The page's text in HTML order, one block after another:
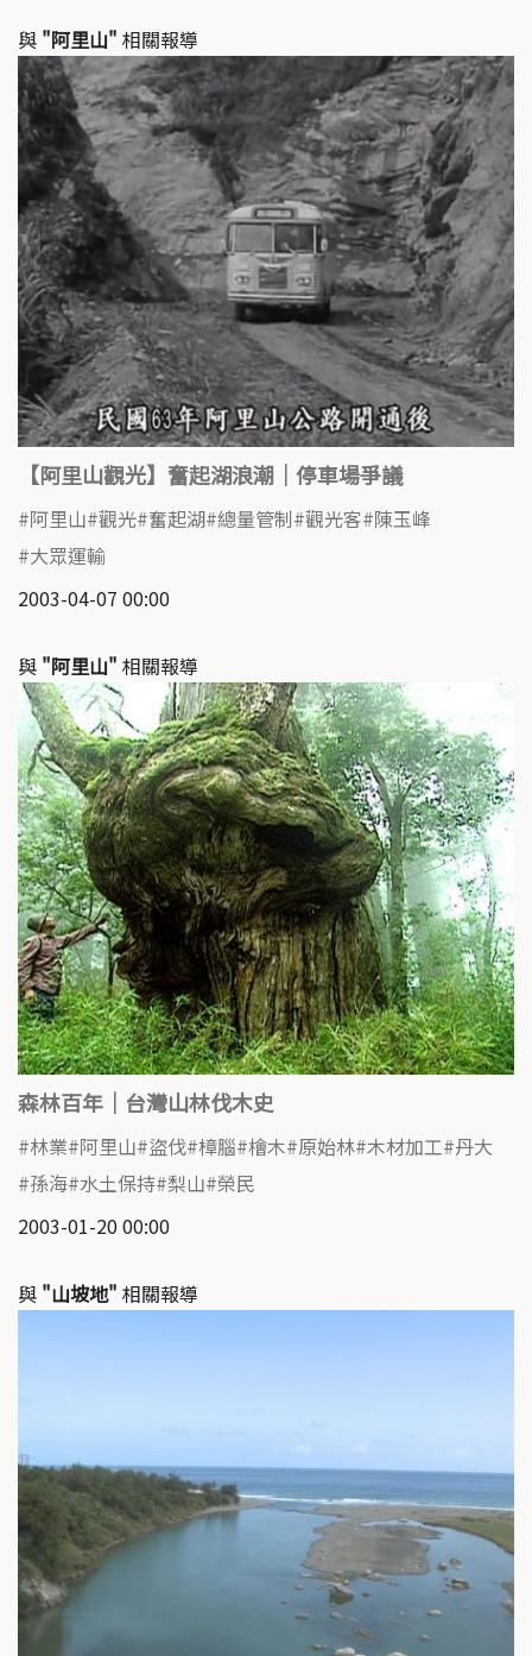
與 "阿里山" 相關報導
【阿里山觀光】奮起湖浪潮｜停車場爭議
阿里山 觀光 奮起湖 總量管制 觀光客 陳玉峰
大眾運輸
2003-04-07 00:00
與 "阿里山" 相關報導
森林百年｜台灣山林伐木史
林業 阿里山 盜伐 樟腦 檜木 原始林 木材加工 丹大
孫海 水土保持 梨山 榮民
2003-01-20 00:00
與 "山坡地" 相關報導